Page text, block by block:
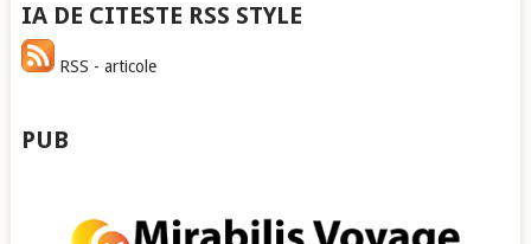
IA DE CITESTE RSS STYLE
RSS - articole
PUB